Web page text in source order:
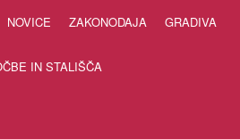
NOVICE ZAKONODAJA GRADIVA
IN STALIŠČA